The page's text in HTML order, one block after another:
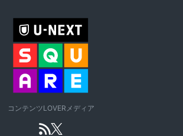
コンテンツLOVERメディア